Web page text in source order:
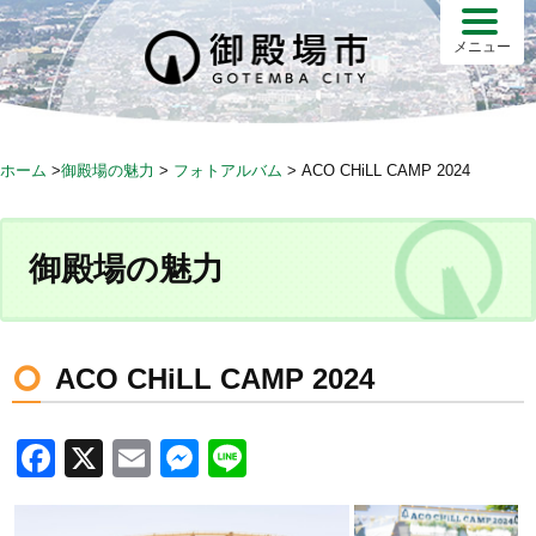
S
k
i
p
o
メニュー
ホーム >御殿場の魅力 > フォトアルバム > ACO CHiLL CAMP 2024
御殿場の魅力
ACO CHiLL CAMP 2024
F
a
X
E
m
M
e
n